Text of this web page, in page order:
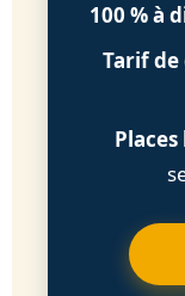
100 % à
Tarif